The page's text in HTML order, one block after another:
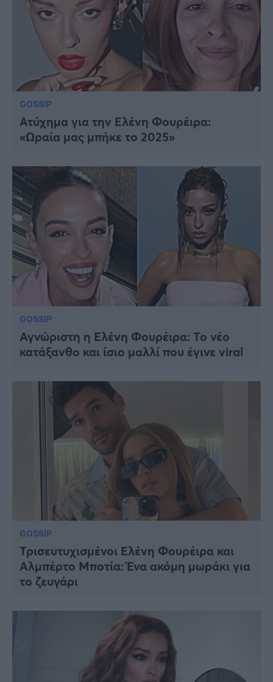
GOSSIP
Ατύχημα για την Ελένη Φουρέιρα:
«Ωραία μας μπήκε το 2025»
GOSSIP
Αγνώριστη η Ελένη Φουρέιρα: Το νέο
κατάξανθο και ίσιο μαλλί που έγινε viral
GOSSIP
Τρισευτυχισμένοι Ελένη Φουρέιρα και
Αλμπέρτο Μποτία: Ένα ακόμη μωράκι για
το ζευγάρι